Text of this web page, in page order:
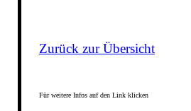
Zurück zur Übersicht
Für weitere Infos auf den Link klicken